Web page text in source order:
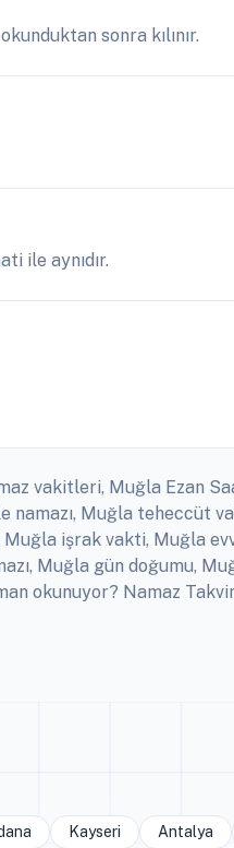
sonra kılınır.
ile aynıdır.
vakitleri, Muğla Ezan
Muğla teheccüt
işrak vakti, Muğla
Muğla gün doğumu,
okunuyor? Namaz
Kayseri Antalya